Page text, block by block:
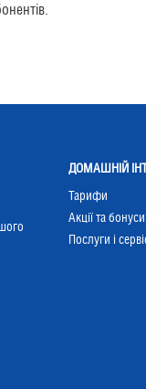
ДОМАШНІЙ
Тарифи
Акції та бонуси
Послуги і